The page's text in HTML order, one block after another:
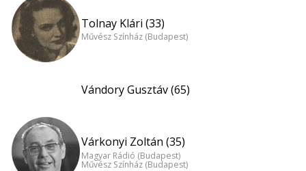
Tolnay Klári (33)
Művész Színház (Budapest)
Vándory Gusztáv (65)
Várkonyi Zoltán (35)
Magyar Rádió (Budapest)
Művész Színház (Budapest)